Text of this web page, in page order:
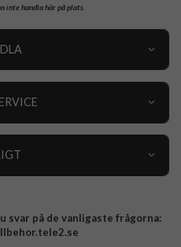
inte handla här på plats
svar på de vanligaste frågorna: